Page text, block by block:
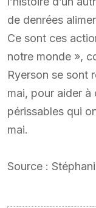
de denrées
Ce sont ces
notre monde »,
Ryerson se sont
mai, pour aider à
périssables qui
mai.
Source :